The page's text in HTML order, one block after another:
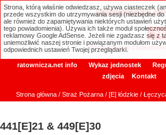
Wyszukiwanie
ratownicza.net info Wykaz jednostek
zdjęcia
Kontakt
Strona główna/ Straż Pożarna/ [E] łódzkie/
441[E]21 & 449[E]30
Strona, którą właśnie odwiedzasz, używa ciasteczek
przede wszystkim do utrzymywania sesji (niezbędne do
ale również do zapamiętywania niektórych ustawień
tego powiadomienia). Używa ich także moduł
reklamowy Google AdSense. Jeżeli nie zgadzasz się z
uniemożliwić naszej stronie i powiązanym modułom
odpowiednich ustawień Twojej przeglądarki.